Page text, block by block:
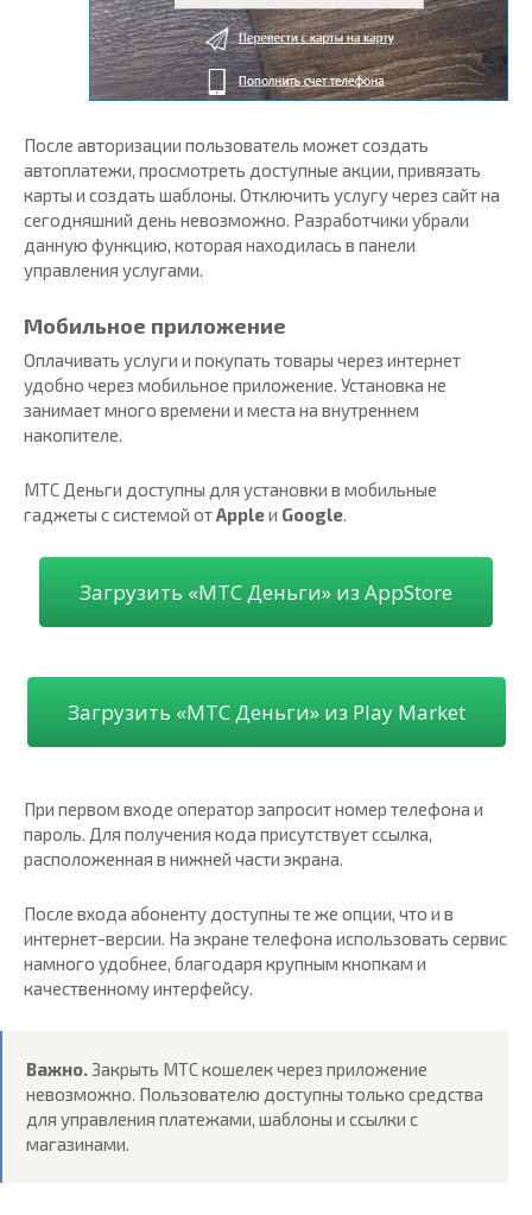
После авторизации пользователь может создать
автоплатежи, просмотреть доступные акции, привязать
карты и создать шаблоны. Отключить услугу через сайт на
сегодняшний день невозможно. Разработчики убрали
данную функцию, которая находилась в панели
управления услугами.
Мобильное приложение
Оплачивать услуги и покупать товары через интернет
удобно через мобильное приложение. Установка не
занимает много времени и места на внутреннем
накопителе.
МТС Деньги доступны для установки в мобильные
гаджеты с системой отAppleи Google.
Загрузить «МТС Деньги» из AppStore
Загрузить «МТС Деньги» из Play Market
При первом входе оператор запросит номер телефона и
пароль. Для получения кода присутствует ссылка,
расположенная в нижней части экрана.
После входа абоненту доступны те же опции, что и в
интернет-версии. На экране телефона использовать сервис
намного удобнее, благодаря крупным кнопкам и
качественному интерфейсу.
Важно. Закрыть МТС кошелек через приложение
невозможно. Пользователю доступны только средства
для управления платежами, шаблоны и ссылки с
магазинами.